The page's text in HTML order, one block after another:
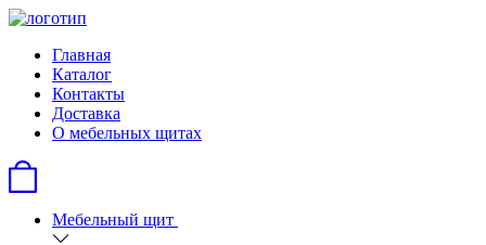
Главная
Каталог
Контакты
Доставка
О мебельных щитах
Мебельный щит